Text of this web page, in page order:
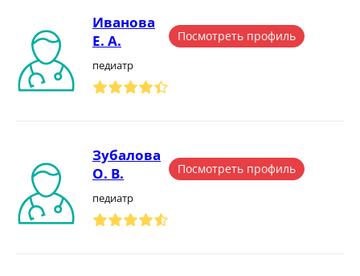
Иванова
Е. А.
педиатр
Посмотреть профиль
Зубалова
О. В.
педиатр
Посмотреть профиль